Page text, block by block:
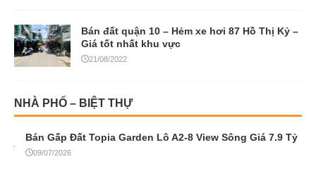
Bán đất quận 10 – Hẻm xe hơi 87 Hồ Thị Kỷ –
Giá tốt nhất khu vực
21/08/2022
NHÀ PHỐ – BIỆT THỰ
Bán Gấp Đất Topia Garden Lô A2-8 View Sông Giá 7.9 Tỷ
09/07/2026